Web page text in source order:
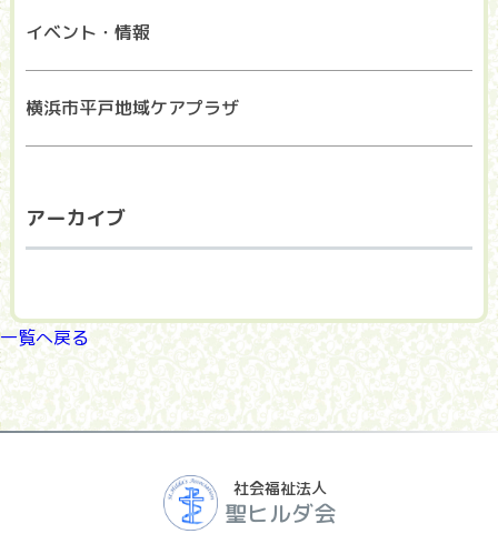
イベント・情報
横浜市平戸地域ケアプラザ
アーカイブ
一覧へ戻る
社会福祉法人
聖ヒルダ会